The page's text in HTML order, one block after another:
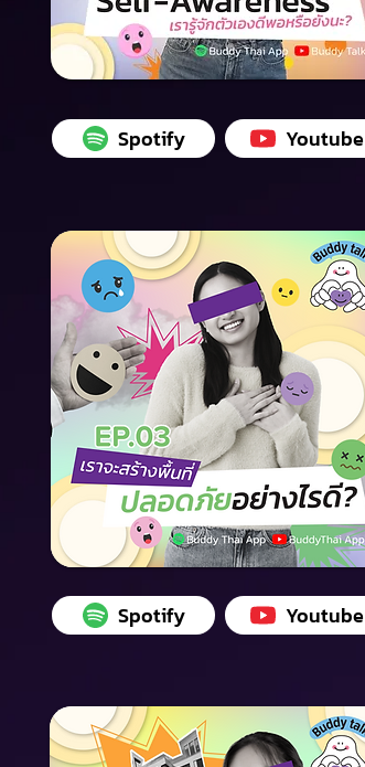
Spotify Youtube
Spotify Youtube